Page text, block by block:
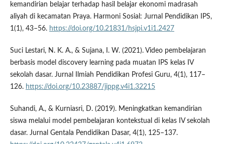
kemandirian belajar terhadap hasil belajar ekonomi madrasah
aliyah di kecamatan Praya. Harmoni Sosial: Jurnal Pendidikan IPS,
1(1), 43–56. https://doi.org/10.21831/hsjpi.v1i1.2427
Suci Lestari, N. K. A., & Sujana, I. W. (2021). Video pembelajaran
berbasis model discovery learning pada muatan IPS kelas IV
sekolah dasar. Jurnal Ilmiah Pendidikan Profesi Guru, 4(1), 117–
126. https://doi.org/10.23887/jippg.v4i1.32215
Suhandi, A., & Kurniasri, D. (2019). Meningkatkan kemandirian
siswa melalui model pembelajaran kontekstual di kelas IV sekolah
dasar. Jurnal Gentala Pendidikan Dasar, 4(1), 125–137.